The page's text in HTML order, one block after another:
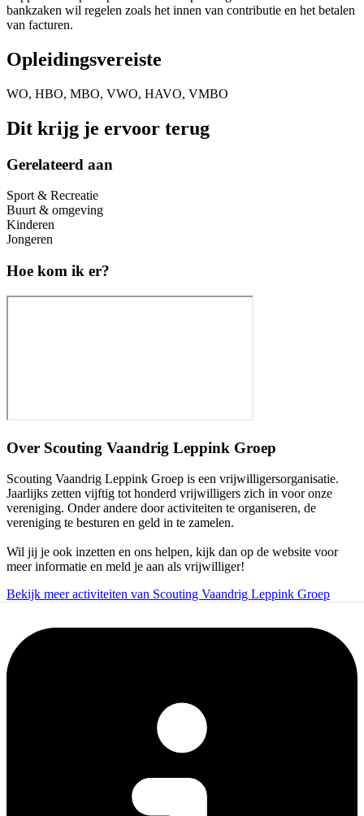
bankzaken wil regelen zoals het innen van contributie en het betalen
van facturen.
Opleidingsvereiste
WO, HBO, MBO, VWO, HAVO, VMBO
Dit krijg je ervoor terug
Gerelateerd aan
Sport & Recreatie
Buurt & omgeving
Kinderen
Jongeren
Hoe kom ik er?
Over Scouting Vaandrig Leppink Groep
Scouting Vaandrig Leppink Groep is een vrijwilligersorganisatie.
Jaarlijks zetten vijftig tot honderd vrijwilligers zich in voor onze
vereniging. Onder andere door activiteiten te organiseren, de
vereniging te besturen en geld in te zamelen.
Wil jij je ook inzetten en ons helpen, kijk dan op de website voor
meer informatie en meld je aan als vrijwilliger!
Bekijk meer activiteiten van Scouting Vaandrig Leppink Groep